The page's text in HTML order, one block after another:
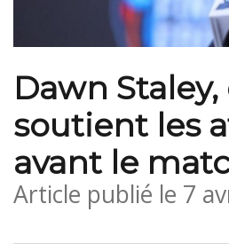
Dawn
soutient les
avant le
Article publié le 7